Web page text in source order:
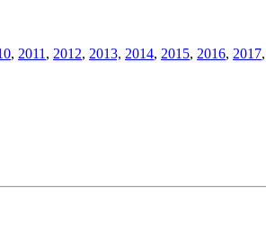
, 2011 , 2012, 2013, 2014, 2015, 2016, 2017